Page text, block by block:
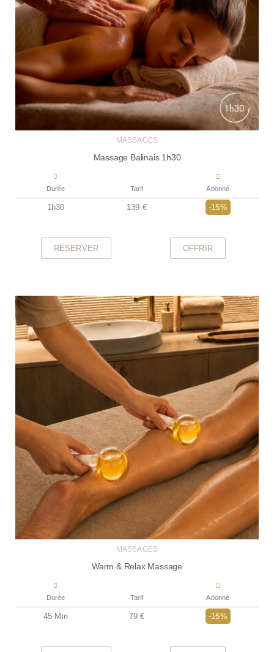
MASSAGES
Massage Balinais 1h30
Durée Tarif Abonné
1h30 139 € -15%
RÉSERVER OFFRIR
MASSAGES
Warm & Relax Massage
Durée Tarif Abonné
45 Min 79 € -15%